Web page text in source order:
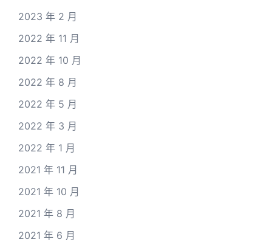
2023 年 2 月
2022 年 11 月
2022 年 10 月
2022 年 8 月
2022 年 5 月
2022 年 3 月
2022 年 1 月
2021 年 11 月
2021 年 10 月
2021 年 8 月
2021 年 6 月